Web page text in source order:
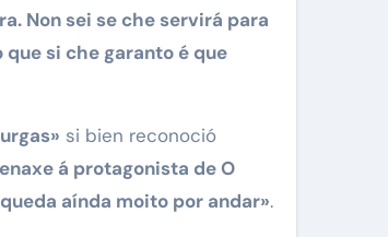
Non sei se che servirá para
si che garanto é que
si bien reconoció
á protagonista de O
aínda moito por andar».